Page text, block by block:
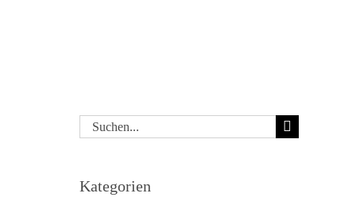
Suche
Kategorien